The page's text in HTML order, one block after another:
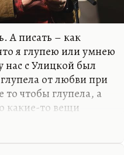
А писать – как
я глупею или умнею
с Улицкой был
от любви при
то чтобы глупела, а
какие-то вещи
любовь – это формат